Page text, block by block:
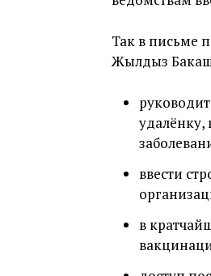
Так в письме
Жылдыз
удалёнку,
ввести
в